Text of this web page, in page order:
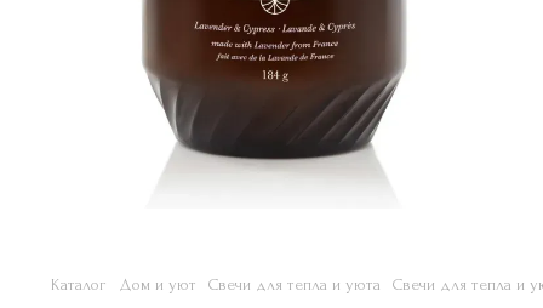
Каталог Дом и уют Свечи для тепла и уюта Свечи для тепла и